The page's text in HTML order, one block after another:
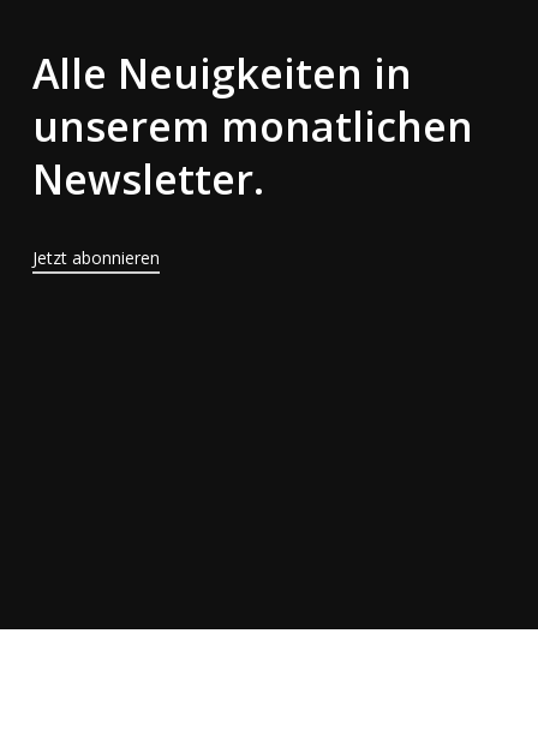
Alle Neuigkeiten in
unserem monatlichen
Newsletter.
Jetzt abonnieren